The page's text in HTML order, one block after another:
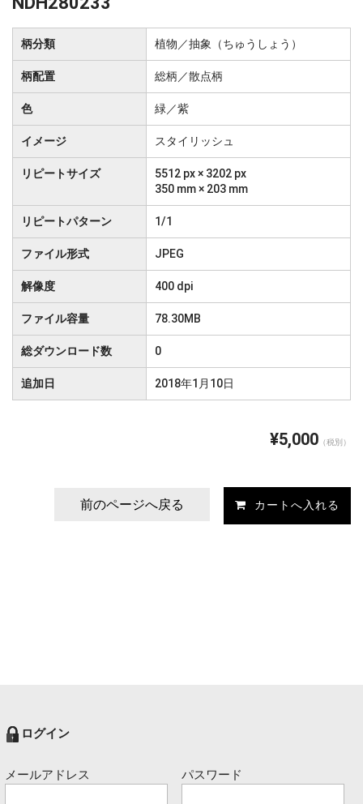
柄分類 植物／抽象（ちゅうしょう）
柄配置 総柄／散点柄
色 緑／紫
イメージ スタイリッシュ
リピートサイズ
5512 px × 3202 px
350 mm × 203 mm
リピートパターン 1/1
ファイル形式 JPEG
解像度 400 dpi
ファイル容量 78.30MB
総ダウンロード数 0
追加日 2018年1月10日
¥5,000 （税別）
前のページへ戻る
ログイン
メールアドレス パスワード